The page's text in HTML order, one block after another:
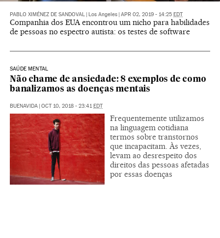
PABLO XIMÉNEZ DE SANDOVAL Los Angeles APR 02, 2019 - 14:25 EDT
Companhia dos EUA encontrou um nicho para habilidades
de pessoas no espectro autista: os testes de software
SAÚDE MENTAL
Não chame de ansiedade: 8 exemplos de como
banalizamos as doenças mentais
BUENAVIDA OCT 10, 2018 - 23:41 EDT
Frequentemente utilizamos
na linguagem cotidiana
termos sobre transtornos
que incapacitam. Às vezes,
levam ao desrespeito dos
direitos das pessoas afetadas
por essas doenças